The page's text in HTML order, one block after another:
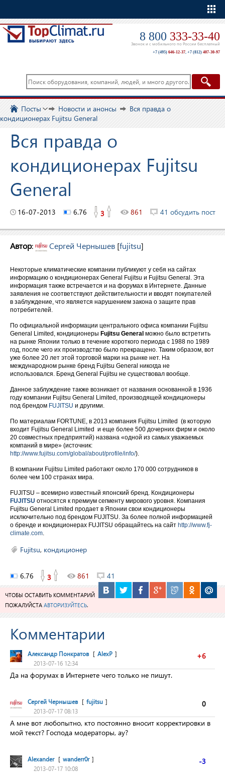
8 800 333-33-40
Звонок и с мобильного по России бесплатный
+7 (495) 646-12-37, +7 (812) 407-30-97
Посты Новости и анонсы
Вся правда о
кондиционерах Fujitsu General
Вся правда о
кондиционерах Fujitsu
General
16-07-2013 6.76 3 861 41 обсудить пост
Автор: Сергей Чернышев [fujitsu]
Некоторые климатические компании публикуют у себя на сайтах
информацию о кондиционерах General Fujitsu и Fujitsu General. Эта
информация также встречается и на форумах в Интернете. Данные
заявления не соответствуют действительности и вводят покупателей
в заблуждение, что является нарушением закона о защите прав
потребителей.
По официальной информации центрального офиса компании Fujitsu
General Limited, кондиционеры Fujitsu General можно было встретить
на рынке Японии только в течение короткого периода с 1988 по 1989
год, после чего их производство было прекращено. Таким образом, вот
уже более 20 лет этой торговой марки на рынке нет. На
международном рынке бренд Fujitsu General никогда не
использовался. Бренд General Fujitsu не существовал вообще.
Данное заблуждение также возникает от названия основанной в 1936
году компании Fujitsu General Limited, производящей кондиционеры
под брендом FUJITSU и другими.
По материалам FORTUNE, в 2013 компания Fujitsu Limited (в которую
входит Fujitsu General Limited и еще более 500 дочерних фирм и около
20 совместных предприятий) названа «одной из самых уважаемых
компаний в мире» (источник:
http://www.fujitsu.com/global/about/profile/info/).
В компании Fujitsu Limited работают около 170 000 сотрудников в
более чем 100 странах мира.
FUJITSU – всемирно известный японский бренд. Кондиционеры
FUJITSU относятся к премиум сегменту мирового уровня. Компания
Fujitsu General Limited продает в Японии свои кондиционеры
исключительно под брендом FUJITSU. За более полной информацией
о бренде и кондиционерах FUJITSU обращайтесь на сайт http://www.fj-
climate.com.
Fujitsu, кондиционер
6.76 3 861 41
ЧТОБЫ ОСТАВИТЬ КОММЕНТАРИЙ
ПОЖАЛУЙСТА АВТОРИЗУЙТЕСЬ.
Комментарии
+6
Александр Понкратов [ AlexP ]
2013-07-16 12:34
Да на форумах в Интернете чего только не пишут.
0
Сергей Чернышев [ fujitsu ]
2013-07-17 08:13
А мне вот любопытно, кто постоянно вносит корректировки в
мой текст? Господа модераторы, ау?
-3
Alexander [ wanderr0r ]
2013-07-17 10:08